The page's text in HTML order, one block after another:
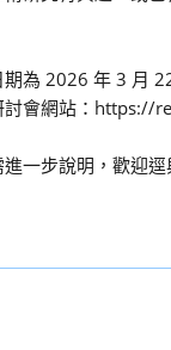
為 2026 年 3 月
討會網站：https://
一步說明，歡迎逕